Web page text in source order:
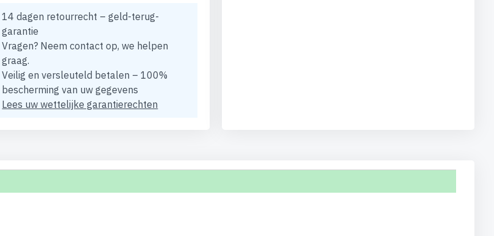
14 dagen retourrecht – geld-terug-
garantie
Vragen? Neem contact op, we helpen
graag.
Veilig en versleuteld betalen – 100%
bescherming van uw gegevens
Lees uw wettelijke garantierechten